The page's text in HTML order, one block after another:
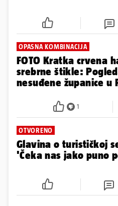
OPASNA KOMBINACIJA
FOTO Kratka crvena
srebrne štikle:
nesuđene županice u
1
OTVORENO
Glavina o turističkoj
'Čeka nas jako puno